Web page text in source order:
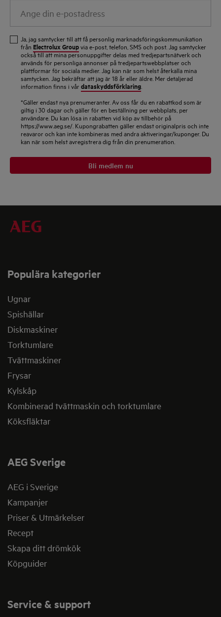
din
postadress
Ja, jag samtycker till att få personlig marknadsföringskommunikation
från Electrolux Groupvia e-post, telefon, SMS och post. Jag samtycker
också till att mina personuppgifter delas med tredjepartsnätverk och
används för personliga annonser på tredjepartswebbplatser och
plattformar för sociala medier. Jag kan när som helst återkalla mina
samtycken. Jag bekräftar att jag är 18 år eller äldre. Mer detaljerad
information finns i vår dataskyddsförklaring
*Gäller endast nya prenumeranter. Av oss får du en rabattkod som är
giltig i 30 dagar och gäller för en beställning per webbplats, per
användare. Du kan lösa in rabatten vid köp av tillbehör på
https://www.aeg.se/. Kupongrabatten gäller endast originalpris och inte
reavaror och kan inte kombineras med andra aktiveringar/kuponger. Du
kan när som helst avregistrera dig från din prenumeration.
Bli medlem nu
Populära kategorier
Ugnar
Spishällar
Diskmaskiner
Torktumlare
Tvättmaskiner
Frysar
Kylskåp
Kombinerad tvättmaskin och torktumlare
Köksfläktar
AEG Sverige
AEG i Sverige
Kampanjer
Priser & Utmärkelser
Recept
Skapa ditt drömkök
Köpguider
Service & support